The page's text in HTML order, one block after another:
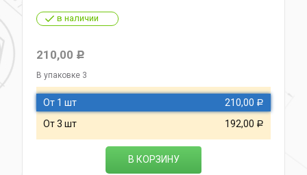
в наличии
210,00 Р
В упаковке 3
От 1 шт 210,00 Р
От 3 шт 192,00 Р
В КОРЗИНУ